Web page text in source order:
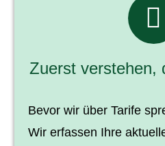
Zuerst verstehen,
Bevor wir über Tarife
Wir erfassen Ihre